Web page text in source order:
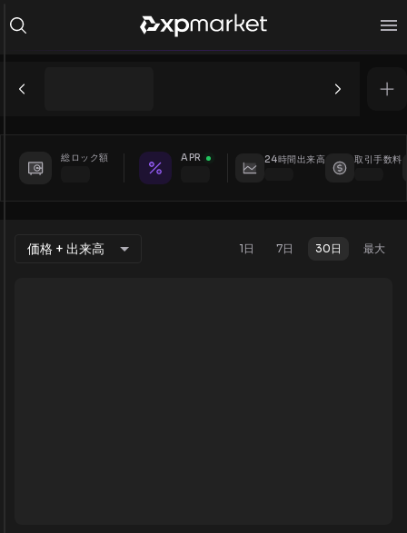
総ロック額 APR 24時間出来高 取引手数料
価格 + 出来高 1日 7日 30日 最大